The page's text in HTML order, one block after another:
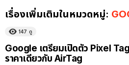
เรื่องเพิ่มเติมในหมวดหมู่:
147 ดู
Google เตรียมเปิดตัว Pixel
ราคาเดียวกับ AirTag